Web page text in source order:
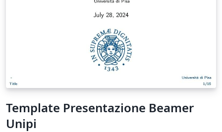
Template Presentazione Beamer
Unipi